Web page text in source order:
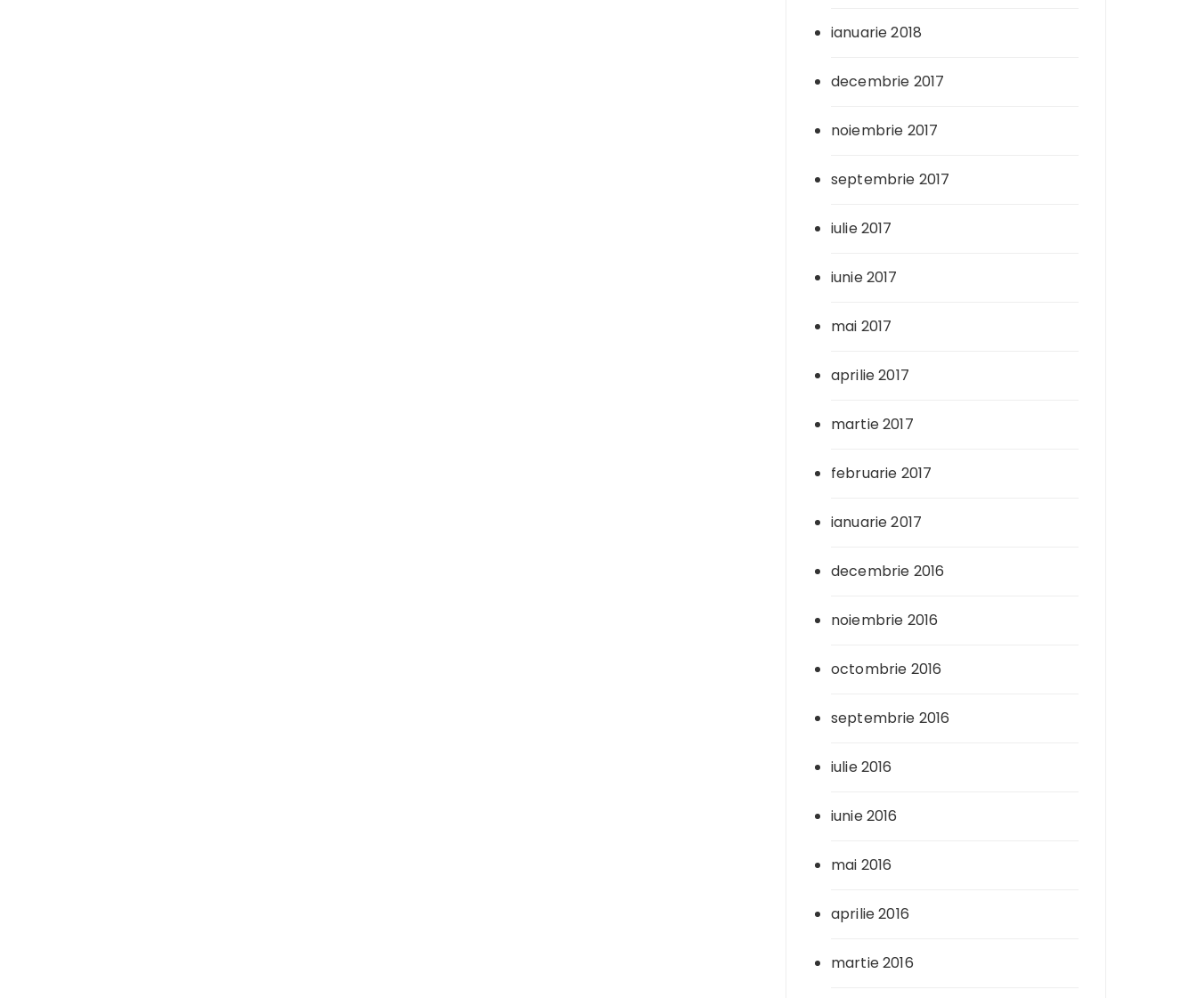
ianuarie 2018
decembrie 2017
noiembrie 2017
septembrie 2017
iulie 2017
iunie 2017
mai 2017
aprilie 2017
martie 2017
februarie 2017
ianuarie 2017
decembrie 2016
noiembrie 2016
octombrie 2016
septembrie 2016
iulie 2016
iunie 2016
mai 2016
aprilie 2016
martie 2016